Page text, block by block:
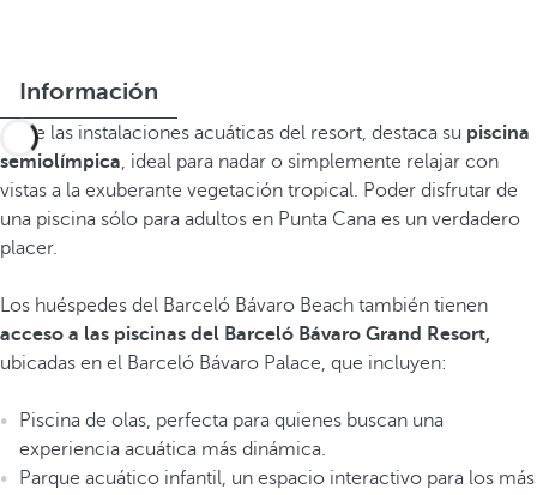
Información
Entre las instalaciones acuáticas del resort, destaca su piscina
semiolímpica, ideal para nadar o simplemente relajar con
vistas a la exuberante vegetación tropical. Poder disfrutar de
una piscina sólo para adultos en Punta Cana es un verdadero
placer.
Los huéspedes del Barceló Bávaro Beach también tienen
acceso a las piscinas del Barceló Bávaro Grand Resort,
ubicadas en el Barceló Bávaro Palace, que incluyen:
Piscina de olas, perfecta para quienes buscan una
experiencia acuática más dinámica.
Parque acuático infantil, un espacio interactivo para los más